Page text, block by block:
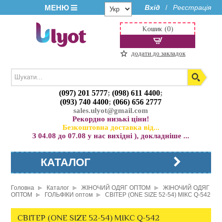
МЕНЮ Вхід / Реєстрація
(097) 201 5777;(098) 611 4400;
(093) 740 4400;(066) 656 2777
sales.ulyot@gmail.com
Рекордно низькі ціни!
Безкоштовна доставка від...
З 04.08 до 07.08 у нас вихідні ), докладніше ...
Кошик (0)
додати до закладок
КАТАЛОГ
Головна Каталог ЖІНОЧИЙ ОДЯГ ОПТОМ
ЖІНОЧИЙ ОДЯГ
ОПТОМ
ГОЛЬФІКИ оптом СВІТЕР (ONE SIZE 52-54) МІКС Q-542
СВІТЕР (ONE SIZE 52-54) МІКС Q-542